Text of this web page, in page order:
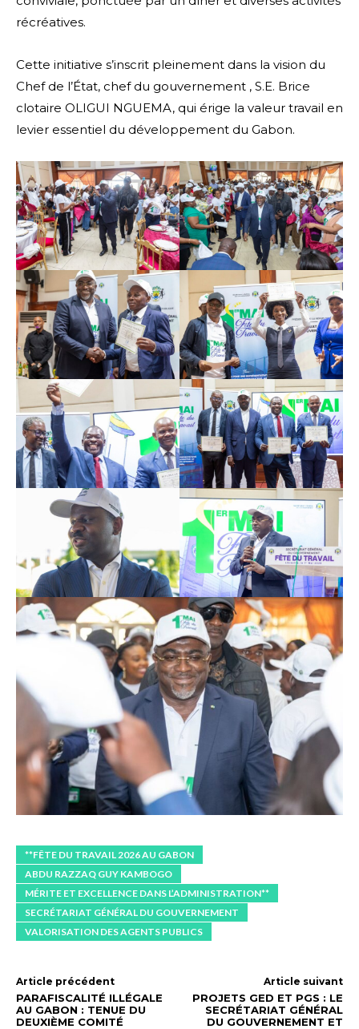
récréatives.
Cette initiative s’inscrit pleinement dans la vision du
Chef de l’État, chef du gouvernement , S.E. Brice
clotaire OLIGUI NGUEMA, qui érige la valeur travail en
levier essentiel du développement du Gabon.
**FÊTE DU TRAVAIL 2026 AU GABON
ABDU RAZZAQ GUY KAMBOGO
MÉRITE ET EXCELLENCE DANS L’ADMINISTRATION**
SECRÉTARIAT GÉNÉRAL DU GOUVERNEMENT
VALORISATION DES AGENTS PUBLICS
Article précédent
PARAFISCALITÉ ILLÉGALE
AU GABON : TENUE DU
DEUXIÈME COMITÉ
Article suivant
PROJETS GED ET PGS : LE
SECRÉTARIAT GÉNÉRAL
DU GOUVERNEMENT ET